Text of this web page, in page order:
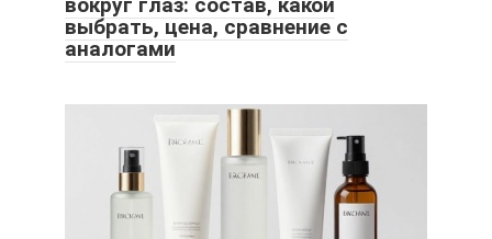
вокруг глаз: состав, какой
выбрать, цена, сравнение с
аналогами